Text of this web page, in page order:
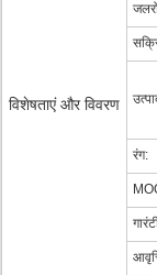
विशेषताएं और विवरण
रंग: